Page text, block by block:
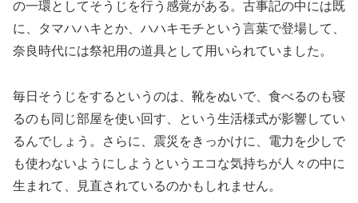
の一環としてそうじを行う感覚がある。古事記の中には既
に、タマハハキとか、ハハキモチという言葉で登場して、
奈良時代には祭祀用の道具として用いられていました。
毎日そうじをするというのは、靴をぬいで、食べるのも寝
るのも同じ部屋を使い回す、という生活様式が影響してい
るんでしょう。さらに、震災をきっかけに、電力を少しで
も使わないようにしようというエコな気持ちが人々の中に
生まれて、見直されているのかもしれません。